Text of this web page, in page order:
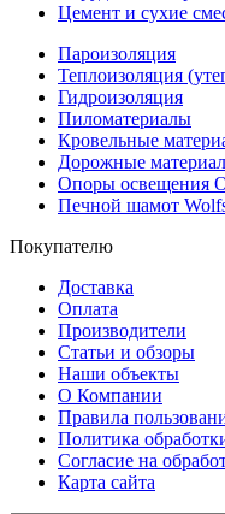
Цемент и сухие
Пароизоляция
Теплоизоляция
Гидроизоляция
Пиломатериалы
Кровельные
Дорожные
Опоры освещения
Печной шамот
Покупателю
Доставка
Оплата
Производители
Статьи и обзоры
Наши объекты
О Компании
Правила
Политика
Согласие на
Карта сайта